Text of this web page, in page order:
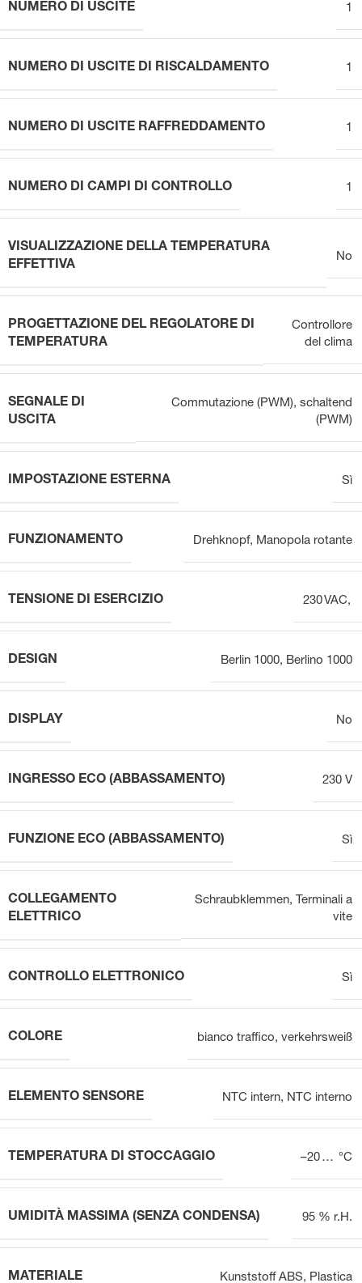
NUMERO DI USCITE 1
NUMERO DI USCITE DI RISCALDAMENTO 1
NUMERO DI USCITE RAFFREDDAMENTO 1
NUMERO DI CAMPI DI CONTROLLO 1
VISUALIZZAZIONE DELLA TEMPERATURA
EFFETTIVA
No
PROGETTAZIONE DEL REGOLATORE DI
TEMPERATURA
Controllore
del clima
SEGNALE DI
USCITA
Commutazione (PWM), schaltend
(PWM)
IMPOSTAZIONE ESTERNA Sì
FUNZIONAMENTO Drehknopf, Manopola rotante
TENSIONE DI ESERCIZIO 230 VAC,
DESIGN Berlin 1000, Berlino 1000
DISPLAY No
INGRESSO ECO (ABBASSAMENTO) 230 V
FUNZIONE ECO (ABBASSAMENTO) Sì
COLLEGAMENTO
ELETTRICO
Schraubklemmen, Terminali a
vite
CONTROLLO ELETTRONICO Sì
COLORE bianco traffico, verkehrsweiß
ELEMENTO SENSORE NTC intern, NTC interno
TEMPERATURA DI STOCCAGGIO –20 … °C
UMIDITÀ MASSIMA (SENZA CONDENSA) 95 % r.H.
MATERIALE Kunststoff ABS, Plastica